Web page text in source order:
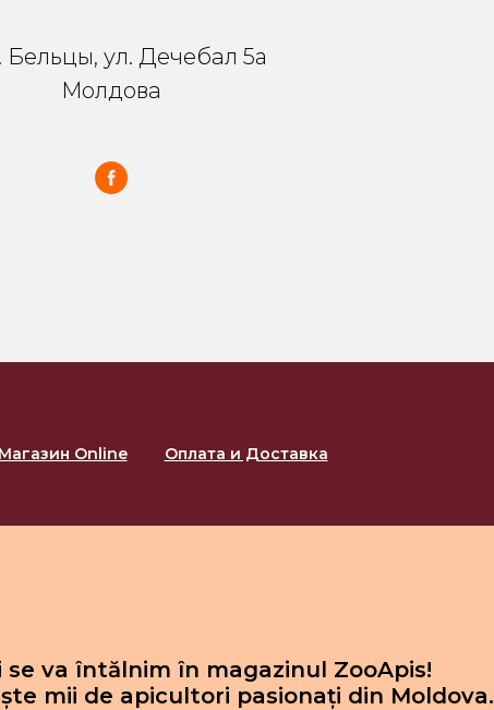
Бельцы, ул. Дечебал 5a
Молдова
Магазин Online Оплата и Доставка
va întălnim în magazinul ZooApis!
mii de apicultori pasionați din Moldova.